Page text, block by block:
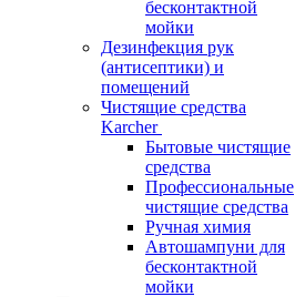
бесконтактной
мойки
Дезинфекция рук
(антисептики) и
помещений
Чистящие средства
Karcher
Бытовые чистящие
средства
Профессиональные
чистящие средства
Ручная химия
Автошампуни для
бесконтактной
мойки